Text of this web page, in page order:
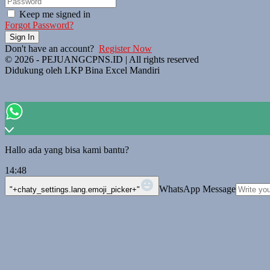
Keep me signed in
Forgot Password?
Sign In
Don't have an account? Register Now
© 2026 - PEJUANGCPNS.ID | All rights reserved
Didukung oleh LKP Bina Excel Mandiri
Hallo ada yang bisa kami bantu?
14:48
"+chaty_settings.lang.emoji_picker+" WhatsApp Message